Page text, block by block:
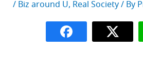
/ Biz around U, Real Society/ By